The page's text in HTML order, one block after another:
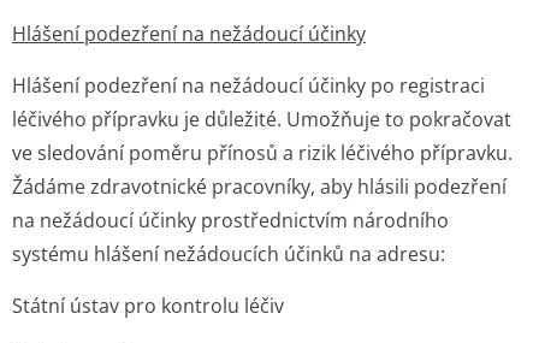
Hlášení podezření na nežádoucí účinky
Hlášení podezření na nežádoucí účinky po registraci
léčivého přípravku je důležité. Umožňuje to pokračovat
ve sledování poměru přínosů a rizik léčivého přípravku.
Žádáme zdravotnické pracovníky, aby hlásili podezření
na nežádoucí účinky prostřednictvím národního
systému hlášení nežádoucích účinků na adresu:
Státní ústav pro kontrolu léčiv